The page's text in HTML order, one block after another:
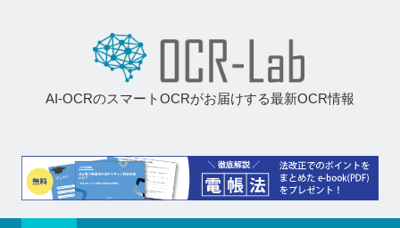
AI-OCRのスマートOCRがお届けする最新OCR情報